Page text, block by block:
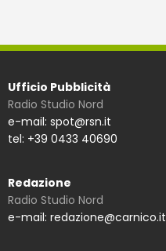
Ufficio Pubblicità
Radio Studio Nord
e-mail: spot@rsn.it
tel: +39 0433 40690
Redazione
Radio Studio Nord
e-mail: redazione@carnico.it